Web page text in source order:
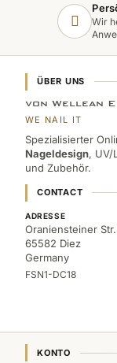
Wir
ÜBER UNS
von Wellean
WE NAIL IT
Spezialisierter
Nageldesign, UV/
und Zubehör.
CONTACT
ADRESSE
Oraniensteiner Str.
65582 Diez
Germany
FSN1-DC18
KONTO